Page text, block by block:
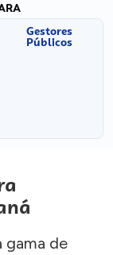
Gestores
Públicos
gama de